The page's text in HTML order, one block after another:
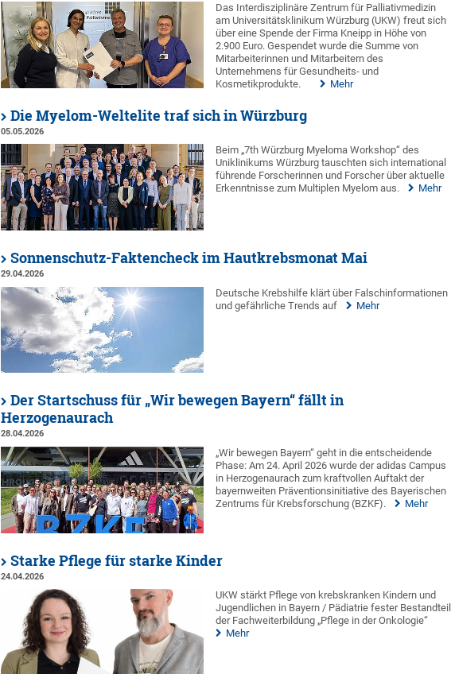
Das Interdisziplinäre Zentrum für Palliativmedizin
am Universitätsklinikum Würzburg (UKW) freut sich
über eine Spende der Firma Kneipp in Höhe von
2.900 Euro. Gespendet wurde die Summe von
Mitarbeiterinnen und Mitarbeitern des
Unternehmens für Gesundheits- und
Kosmetikprodukte.
Mehr
Die Myelom-Weltelite traf sich in Würzburg
05.05.2026
Beim „7th Würzburg Myeloma Workshop“ des
Uniklinikums Würzburg tauschten sich international
führende Forscherinnen und Forscher über aktuelle
Erkenntnisse zum Multiplen Myelom aus.
Mehr
Sonnenschutz-Faktencheck im Hautkrebsmonat Mai
29.04.2026
Deutsche Krebshilfe klärt über Falschinformationen
und gefährliche Trends auf
Mehr
Der Startschuss für „Wir bewegen Bayern“ fällt in
Herzogenaurach
28.04.2026
„Wir bewegen Bayern“ geht in die entscheidende
Phase: Am 24. April 2026 wurde der adidas Campus
in Herzogenaurach zum kraftvollen Auftakt der
bayernweiten Präventionsinitiative des Bayerischen
Zentrums für Krebsforschung (BZKF).
Mehr
Starke Pflege für starke Kinder
24.04.2026
UKW stärkt Pflege von krebskranken Kindern und
Jugendlichen in Bayern / Pädiatrie fester Bestandteil
der Fachweiterbildung „Pflege in der Onkologie“
Mehr